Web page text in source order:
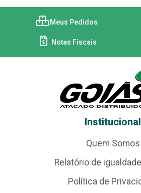
Meus Pedidos
Notas Fiscais
Institucional
Quem Somos
Relatório de
Política de